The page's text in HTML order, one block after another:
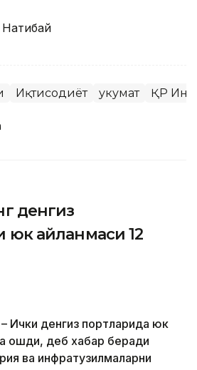
Иқтисодиёт Ҳукумат ҚР
денгиз
юк айланмаси 12
Ички денгиз портларида юк
ошди, деб хабар беради
ва инфратузилмаларни